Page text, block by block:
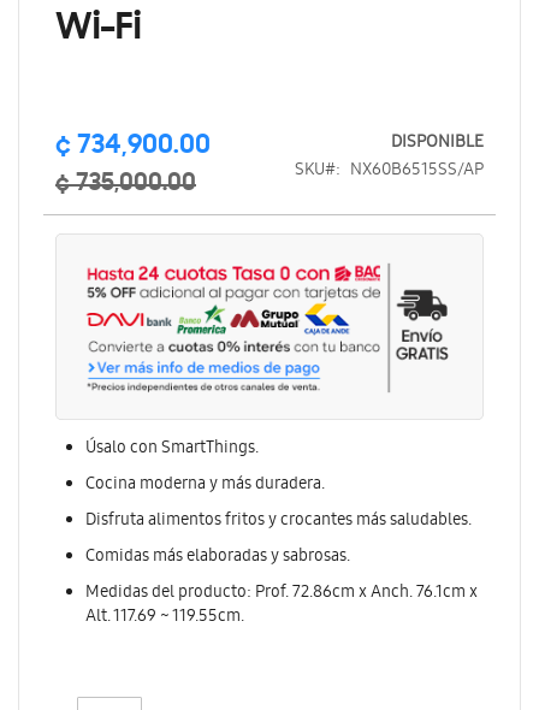
Wi-Fi
Precio
especial
¢ 734,900.00
¢ 735,000.00
DISPONIBLE
SKU
NX60B6515SS/AP
Úsalo con SmartThings.
Cocina moderna y más duradera.
Disfruta alimentos fritos y crocantes más saludables.
Comidas más elaboradas y sabrosas.
Medidas del producto: Prof. 72.86cm x Anch. 76.1cm x
Alt. 117.69 ~ 119.55cm.